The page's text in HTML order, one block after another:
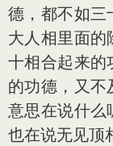
德，都不如三
大人相里面的
十相合起来的
的功德，又不
意思在说什么
也在说无见顶